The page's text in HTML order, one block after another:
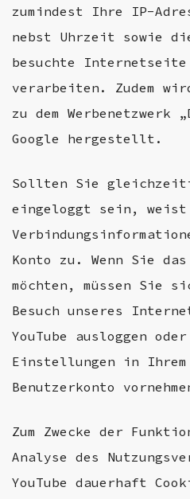
zumindest Ihre IP-
nebst Uhrzeit sowie
besuchte Internetseite
verarbeiten. Zudem
zu dem Werbenetzwerk
Google hergestellt.
Sollten Sie
eingeloggt sein, weist
Konto zu. Wenn Sie
möchten, müssen Sie
Besuch unseres
YouTube ausloggen
Einstellungen in Ihrem
Benutzerkonto
Zum Zwecke der
Analyse des
YouTube dauerhaft